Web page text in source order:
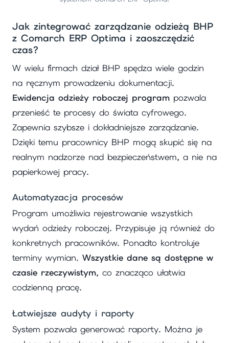
Jak zintegrować zarządzanie odzieżą BHP
z Comarch ERP Optima i zaoszczędzić
czas?
W wielu firmach dział BHP spędza wiele godzin
na ręcznym prowadzeniu dokumentacji.
Ewidencja odzieży roboczej program pozwala
przenieść te procesy do świata cyfrowego.
Zapewnia szybsze i dokładniejsze zarządzanie.
Dzięki temu pracownicy BHP mogą skupić się na
realnym nadzorze nad bezpieczeństwem, a nie na
papierkowej pracy.
Automatyzacja procesów
Program umożliwia rejestrowanie wszystkich
wydań odzieży roboczej. Przypisuje ją również do
konkretnych pracowników. Ponadto kontroluje
terminy wymian. Wszystkie dane są dostępne w
czasie rzeczywistym, co znacząco ułatwia
codzienną pracę.
Łatwiejsze audyty i raporty
System pozwala generować raporty. Można je